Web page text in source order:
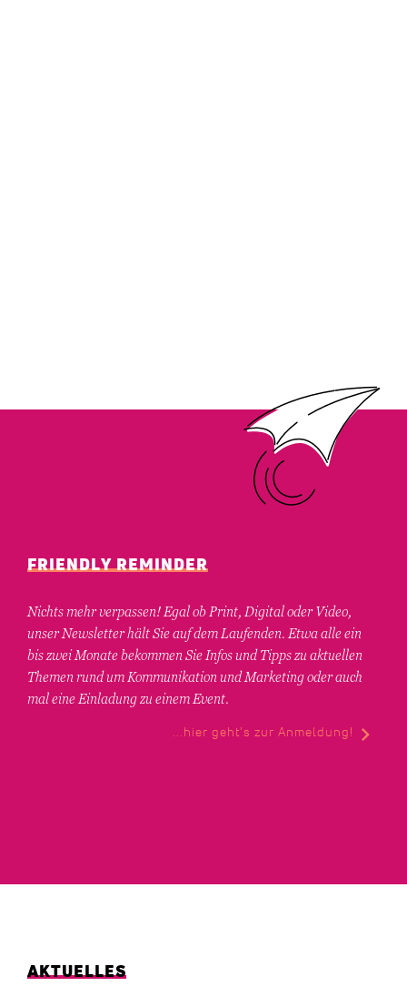
FRIENDLY REMINDER
Nichts mehr verpassen! Egal ob Print, Digital oder Video,
unser Newsletter hält Sie auf dem Laufenden. Etwa alle ein
bis zwei Monate bekommen Sie Infos und Tipps zu aktuellen
Themen rund um Kommunikation und Marketing oder auch
mal eine Einladung zu einem Event.
...hier geht’s zur Anmeldung!
AKTUELLES